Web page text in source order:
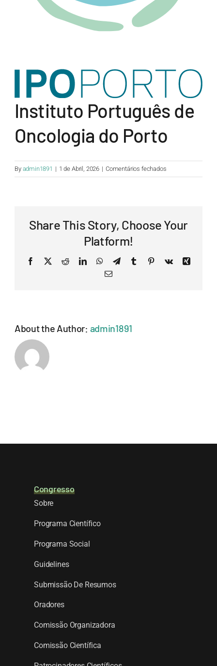
Instituto Português de
Oncologia do Porto
By admin1891 | 1 de Abril, 2026 | Comentários fechadosem
Instituto
do
Share This Story, Choose Your
Platform!
Facebook
X RedditLinkedInWhatsApp
TelegramTumblr PinterestVk
Xing
Email
About the Author: admin1891
Congresso
Sobre
Programa Científico
Programa Social
Guidelines
Submissão De Resumos
Oradores
Comissão Organizadora
Comissão Científica